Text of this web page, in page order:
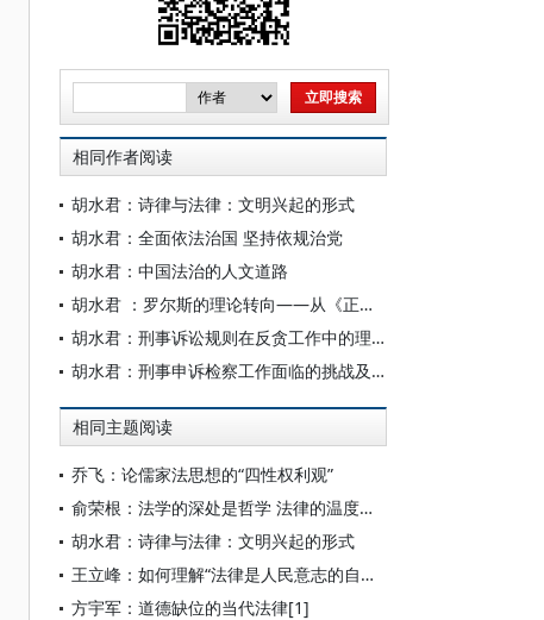
相同作者阅读
胡水君：诗律与法律：文明兴起的形式
胡水君：全面依法治国 坚持依规治党
胡水君：中国法治的人文道路
胡水君 ：罗尔斯的理论转向——从《正义论》到《政治自由主义》、《万民法》
胡水君：刑事诉讼规则在反贪工作中的理解与适用
胡水君：刑事申诉检察工作面临的挑战及应对
相同主题阅读
乔飞：论儒家法思想的“四性权利观”
俞荣根：法学的深处是哲学 法律的温度在文化
胡水君：诗律与法律：文明兴起的形式
王立峰：如何理解“法律是人民意志的自觉表现”
方宇军：道德缺位的当代法律[1]